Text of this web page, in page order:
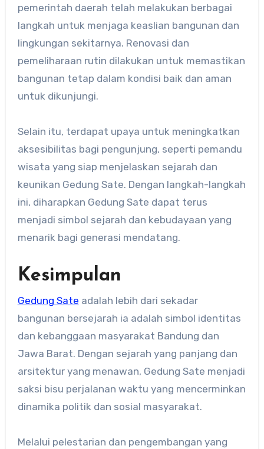
pemerintah daerah telah melakukan berbagai
langkah untuk menjaga keaslian bangunan dan
lingkungan sekitarnya. Renovasi dan
pemeliharaan rutin dilakukan untuk memastikan
bangunan tetap dalam kondisi baik dan aman
untuk dikunjungi.
Selain itu, terdapat upaya untuk meningkatkan
aksesibilitas bagi pengunjung, seperti pemandu
wisata yang siap menjelaskan sejarah dan
keunikan Gedung Sate. Dengan langkah-langkah
ini, diharapkan Gedung Sate dapat terus
menjadi simbol sejarah dan kebudayaan yang
menarik bagi generasi mendatang.
Kesimpulan
Gedung Sate adalah lebih dari sekadar
bangunan bersejarah ia adalah simbol identitas
dan kebanggaan masyarakat Bandung dan
Jawa Barat. Dengan sejarah yang panjang dan
arsitektur yang menawan, Gedung Sate menjadi
saksi bisu perjalanan waktu yang mencerminkan
dinamika politik dan sosial masyarakat.
Melalui pelestarian dan pengembangan yang